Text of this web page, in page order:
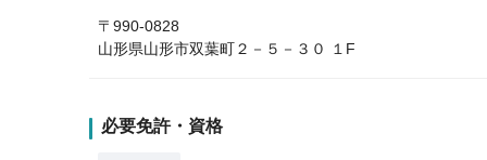
〒990-0828
山形県山形市双葉町２－５－３０ １F
必要免許・資格